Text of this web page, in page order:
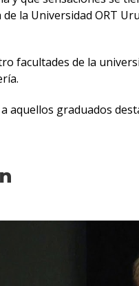
la Universidad ORT
facultades de la
aquellos graduados